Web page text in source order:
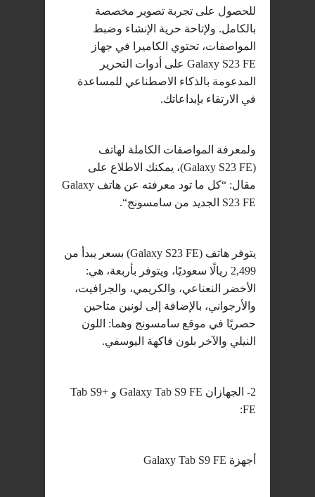
للحصول على تجربة تصوير مخصصة
بالكامل. ولإتاحة حرية الإنشاء وضبط
المواصفات، تحتوي الكاميرا في جهاز
Galaxy S23 FE على أدوات التحرير
المدعومة بالذكاء الاصطناعي للمساعدة
في الارتقاء بإبداعاتك.
ولمعرفة المواصفات الكاملة لهاتف
(Galaxy S23 FE)، يمكنك الاطلاع على
مقال: “كل ما تود معرفته عن هاتف Galaxy
S23 FE الجديد من سامسونج“.
يتوفر هاتف (Galaxy S23 FE) بسعر يبدأ من
2,499 ريالًا سعوديًا، ويتوفر بأربعة، هي:
الأخضر النعناعي، والكريمي، والجرافيت،
والأرجواني، بالإضافة إلى لونين متاحين
حصريًا في موقع سامسونج وهما: اللون
النيلي والآخر بلون فاكهة اليوسفي.
2- الجهازان Galaxy Tab S9 FE و +Tab S9
FE:
أجهزة Galaxy Tab S9 FE